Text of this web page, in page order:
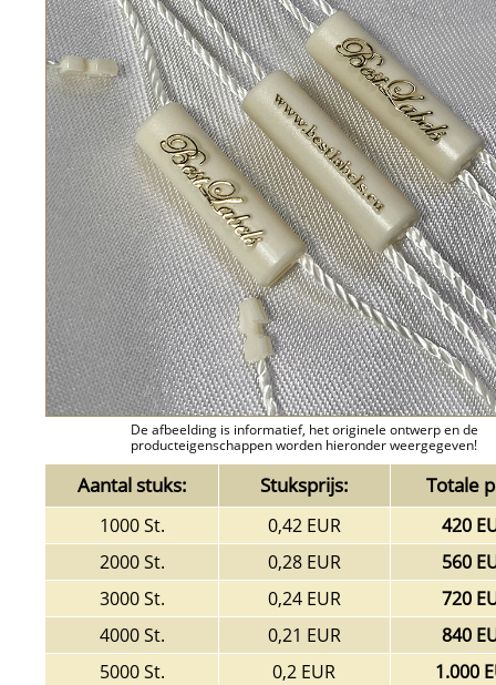
De afbeelding is informatief, het originele ontwerp en de
producteigenschappen worden hieronder weergegeven!
Aantal stuks: Stuksprijs: Totale
1000 St. 0,42 EUR
420
2000 St.
0,28 EUR
560
3000 St.
0,24 EUR
720
4000 St.
0,21 EUR
840
5000 St.
0,2 EUR 1.000